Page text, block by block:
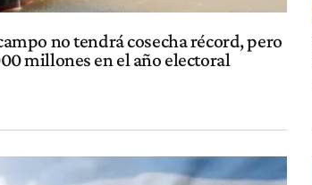
no tendrá cosecha récord, pero
millones en el año electoral